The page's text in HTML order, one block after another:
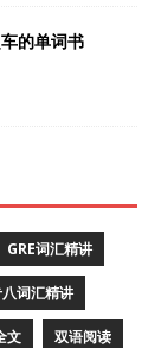
的单词书
GRE词汇精讲
词汇精讲
文 双语阅读